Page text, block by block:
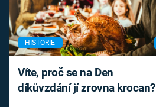
HISTORIE
Víte, proč se na Den
díkůvzdání jí zrovna krocan?